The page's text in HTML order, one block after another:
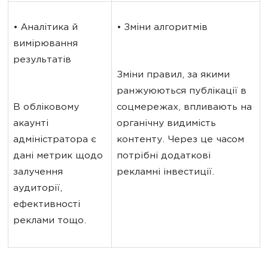
• Аналітика й
вимірювання
результатів
В обліковому
акаунті
адміністратора є
дані метрик щодо
залучення
аудиторії,
ефективності
реклами тощо.
• Зміни алгоритмів
Зміни правил, за якими
ранжуюються публікації в
соцмережах, впливають на
органічну видимість
контенту. Через це часом
потрібні додаткові
рекламні інвестиції.